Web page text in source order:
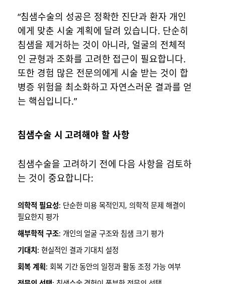
“침샘수술의 성공은 정확한 진단과 환자 개인
에게 맞춘 시술 계획에 달려 있습니다. 단순히
침샘을 제거하는 것이 아니라, 얼굴의 전체적
인 균형과 조화를 고려한 접근이 필요합니다.
또한 경험 많은 전문의에게 시술 받는 것이 합
병증 위험을 최소화하고 자연스러운 결과를 얻
는 핵심입니다.”
침샘수술 시 고려해야 할 사항
침샘수술을 고려하기 전에 다음 사항을 검토하
는 것이 중요합니다:
의학적 필요성: 단순한 미용 목적인지, 의학적 문제 해결이
필요한지 평가
해부학적 구조: 개인의 얼굴 구조와 침샘 크기 평가
기대치: 현실적인 결과 기대치 설정
회복 계획: 회복 기간 동안의 일정과 활동 조정 가능 여부